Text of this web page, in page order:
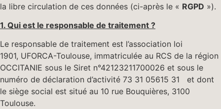
la libre cir­cu­la­tion de ces don­nées (ci-après le « RGPD »).
1. Qui est le respon­s­able de traitement ?
Le respon­s­able de traite­ment est l’association loi
1901, UFOR­CA-Toulouse, imma­triculée au RCS de la région
OCCITANIE sous le Siret n°42123211700026 et sous le
numéro de déc­la­ra­tion d’activité 73 31 05615 31 et dont
le siège social est situé au 10 rue Bouquières, 3100
Toulouse.